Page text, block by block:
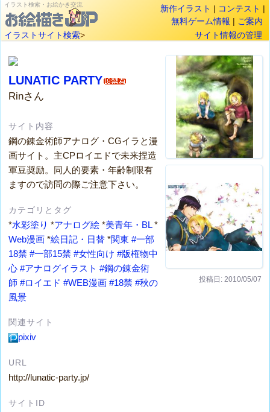
イラスト検索・お絵かき交流 新作イラスト | コンテスト |
無料ゲーム情報 | ご案内
イラストサイト検索> サイト情報の管理
投稿日: 2010/05/07
LUNATIC PARTY
Rinさん
サイト内容
鋼の錬金術師アナログ・CGイラと漫
画サイト。主CPロイエドで未来捏造
軍豆奨励。同人的要素・年齢制限有
ますので訪問の際ご注意下さい。
カテゴリとタグ
*水彩塗り *アナログ絵 *美青年・BL*
Web漫画 *絵日記・日替 *関東 #一部
18禁 #一部15禁 #女性向け #版権物中
心 #アナログイラスト #鋼の錬金術
師 #ロイエド #WEB漫画 #18禁 #秋の
風景
関連サイト
pixiv
URL
http://lunatic-party.jp/
サイトID